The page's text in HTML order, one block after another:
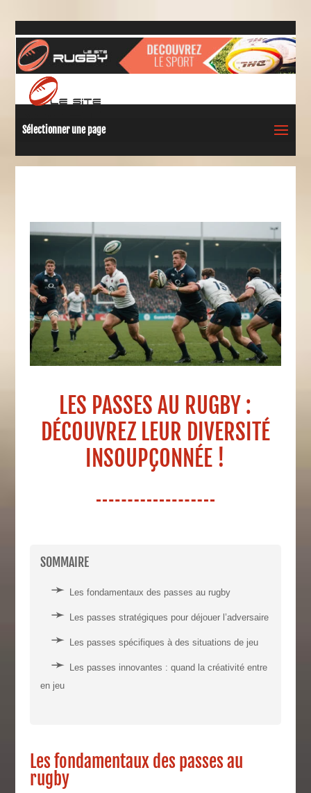
Sélectionner une page
LES PASSES AU RUGBY :
DÉCOUVREZ LEUR DIVERSITÉ
INSOUPÇONNÉE !
SOMMAIRE
Les fondamentaux des passes au rugby
Les passes stratégiques pour déjouer l’adversaire
Les passes spécifiques à des situations de jeu
Les passes innovantes : quand la créativité entre
en jeu
Les fondamentaux des passes au
rugby